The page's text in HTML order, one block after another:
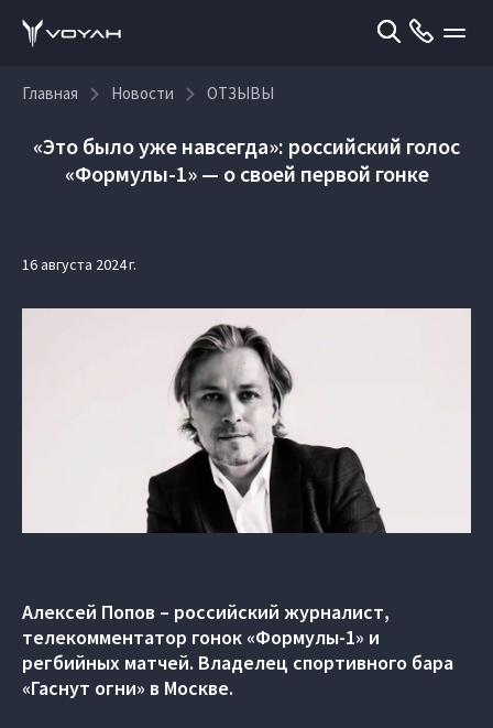
Главная Новости ОТЗЫВЫ
«Это было уже навсегда»: российский голос
«Формулы-1» — о своей первой гонке
16 августа 2024 г.
Алексей Попов – российский журналист,
телекомментатор гонок «Формулы-1» и
регбийных матчей. Владелец спортивного бара
«Гаснут огни» в Москве.